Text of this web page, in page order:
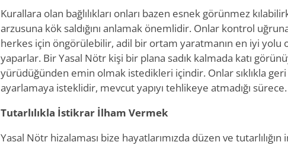
Kurallara olan bağlılıkları onları bazen esnek görünmez
arzusuna kök saldığını anlamak önemlidir. Onlar kontrol
herkes için öngörülebilir, adil bir ortam yaratmanın en iyi yolu
yaparlar. Bir Yasal Nötr kişi bir plana sadık kalmada katı
yürüdüğünden emin olmak istedikleri içindir. Onlar sıklıkla geri
ayarlamaya isteklidir, mevcut yapıyı tehlikeye atmadığı sürece.
Tutarlılıkla İstikrar İlham Vermek
Yasal Nötr hizalaması bize hayatlarımızda düzen ve tutarlılığın